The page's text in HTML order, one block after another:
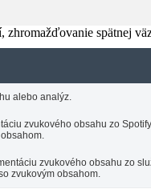
spätnej
alebo analýz.
zvukového obsahu zo
zvukového obsahu zo
zvukovým obsahom.